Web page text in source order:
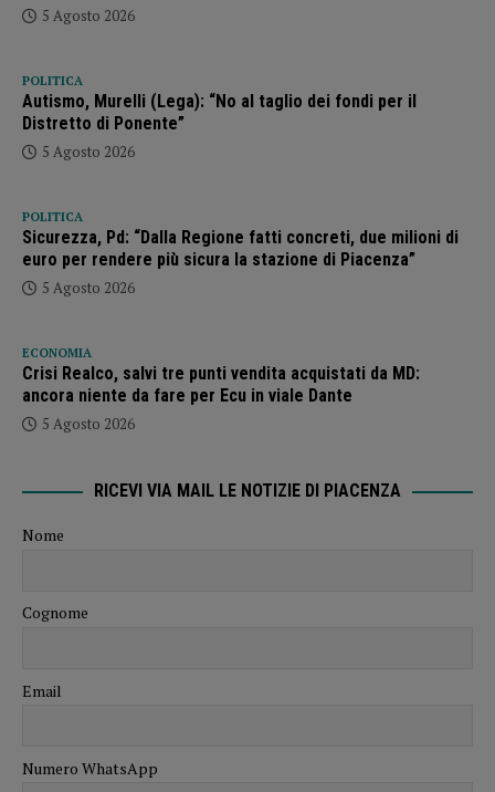
5 Agosto 2026
POLITICA
Autismo, Murelli (Lega): “No al taglio dei fondi per il
Distretto di Ponente”
5 Agosto 2026
POLITICA
Sicurezza, Pd: “Dalla Regione fatti concreti, due milioni di
euro per rendere più sicura la stazione di Piacenza”
5 Agosto 2026
ECONOMIA
Crisi Realco, salvi tre punti vendita acquistati da MD:
ancora niente da fare per Ecu in viale Dante
5 Agosto 2026
RICEVI VIA MAIL LE NOTIZIE DI PIACENZA
Nome
Cognome
Email
Numero WhatsApp